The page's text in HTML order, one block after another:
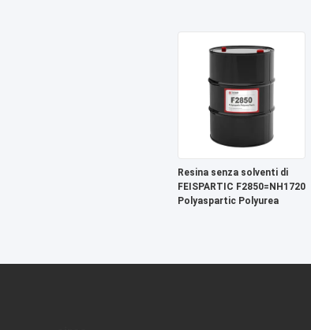
Resina senza solventi di
FEISPARTIC F2850=NH1720
Polyaspartic Polyurea